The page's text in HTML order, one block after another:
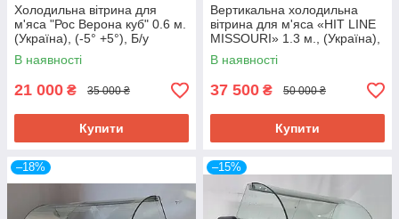
Холодильна вітрина для
м'яса "Рос Верона куб" 0.6 м.
(Україна), (-5° +5°), Б/у
В наявності
21 000 ₴ 35 000 ₴
Купити
Вертикальна холодильна
вітрина для м'яса «HIT LINE
MISSOURI» 1.3 м., (Україна),
Б/у
В наявності
37 500 ₴ 50 000 ₴
Купити
–18% –15%